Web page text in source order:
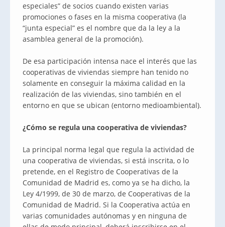
especiales” de socios cuando existen varias
promociones o fases en la misma cooperativa (la
“junta especial” es el nombre que da la ley a la
asamblea general de la promoción).
De esa participación intensa nace el interés que las
cooperativas de viviendas siempre han tenido no
solamente en conseguir la máxima calidad en la
realización de las viviendas, sino también en el
entorno en que se ubican (entorno medioambiental).
¿Cómo se regula una cooperativa de viviendas?
La principal norma legal que regula la actividad de
una cooperativa de viviendas, si está inscrita, o lo
pretende, en el Registro de Cooperativas de la
Comunidad de Madrid es, como ya se ha dicho, la
Ley 4/1999, de 30 de marzo, de Cooperativas de la
Comunidad de Madrid. Si la Cooperativa actúa en
varias comunidades autónomas y en ninguna de